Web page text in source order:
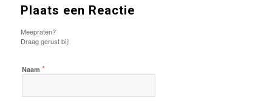
Plaats een Reactie
Meepraten?
Draag gerust bij!
Naam *